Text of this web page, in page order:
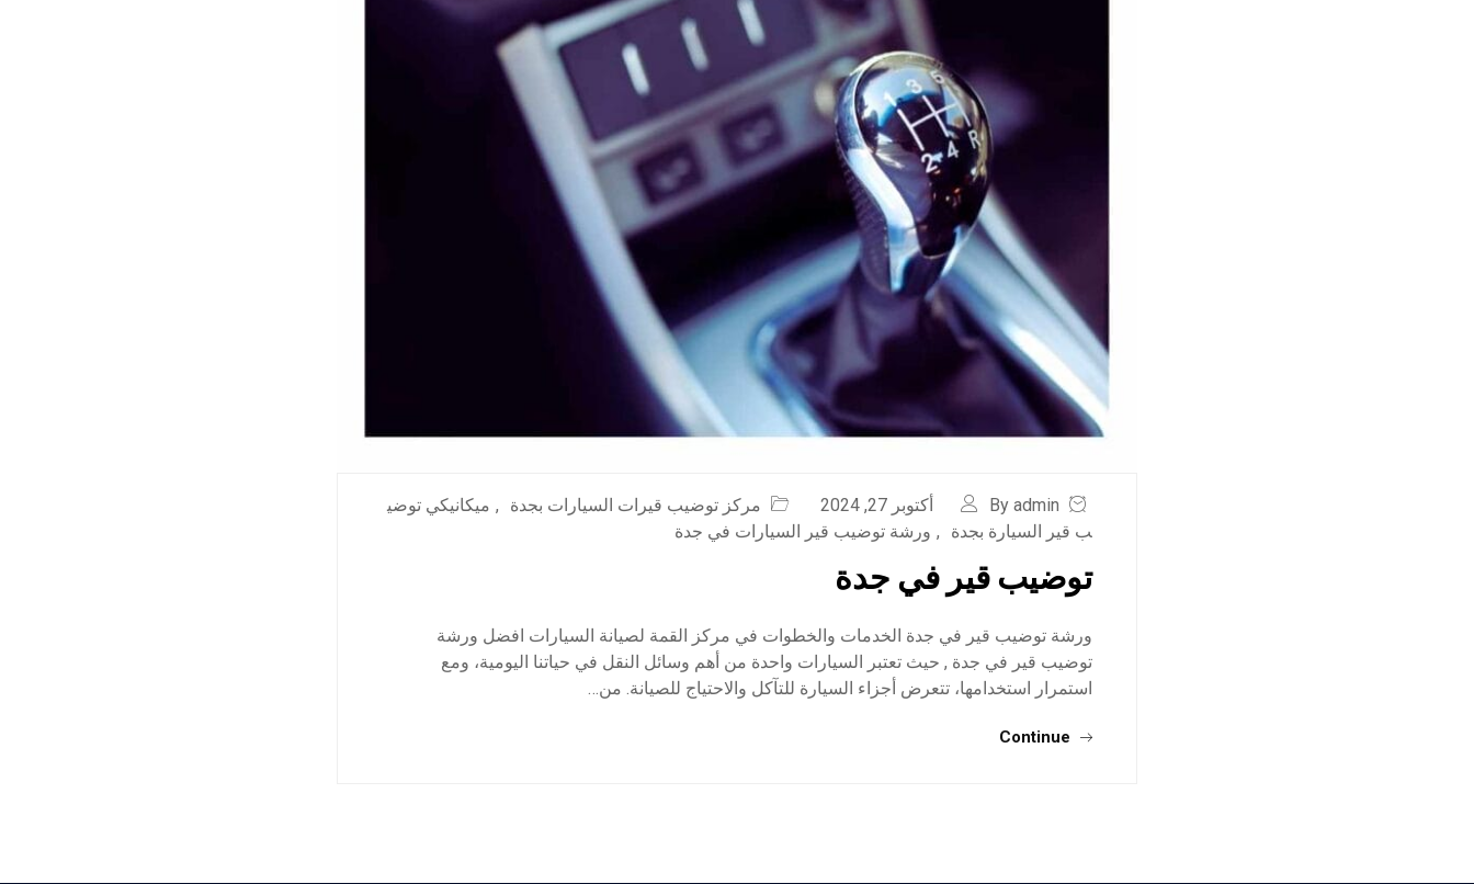
By admin أكتوبر 27, 2024 مركز توضيب قيرات السيارات بجدة , ميكانيكي توضي
ب قير السيارة بجدة
, ورشة توضيب قير السيارات في جدة
توضيب قير في جدة
ورشة توضيب قير في جدة الخدمات والخطوات في مركز القمة لصيانة السيارات افضل ورشة
توضيب قير في جدة , حيث تعتبر السيارات واحدة من أهم وسائل النقل في حياتنا اليومية، ومع
استمرار استخدامها، تتعرض أجزاء السيارة للتآكل والاحتياج للصيانة. من…
Continue